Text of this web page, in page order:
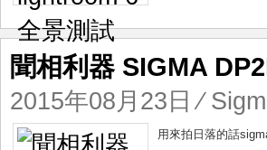
聞相利器 SIGMA
2015年08月23日 ⁄
用來拍日落的話